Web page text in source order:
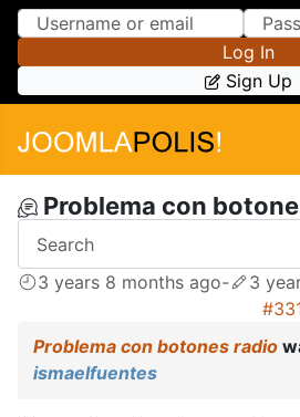
Skip to Content
Skip to Menu
Log In
Sign Up
Problema con
3 years 8 months ago-
3
Problema con botones radio
ismaelfuentes